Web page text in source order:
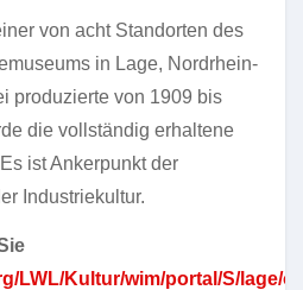
von acht Standorten des
in Lage, Nordrhein-
produzierte von 1909 bis
die vollständig erhaltene
ist Ankerpunkt der
Industriekultur.
LWL/Kultur/wim/portal/S/lage/